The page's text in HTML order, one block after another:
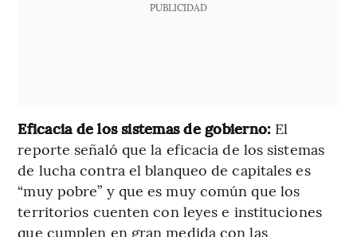
PUBLICIDAD
Eficacia de los sistemas de gobierno: El
reporte señaló que la eficacia de los sistemas
de lucha contra el blanqueo de capitales es
“muy pobre” y que es muy común que los
territorios cuenten con leyes e instituciones
que cumplen en gran medida con las